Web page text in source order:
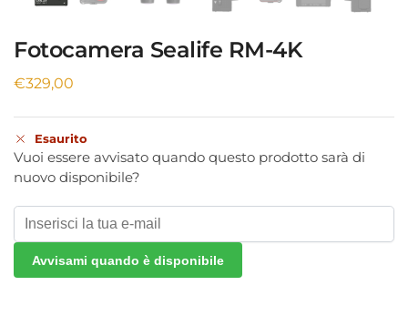
Fotocamera Sealife RM-4K
€329,00
Esaurito
Vuoi essere avvisato quando questo prodotto sarà di
nuovo disponibile?
Avvisami quando è disponibile